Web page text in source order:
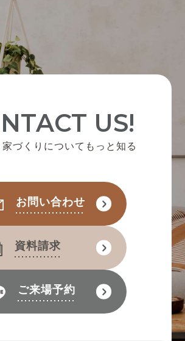
US!
づくりについてもっと知る
お問い合わせ
資料請求
ご来場予約